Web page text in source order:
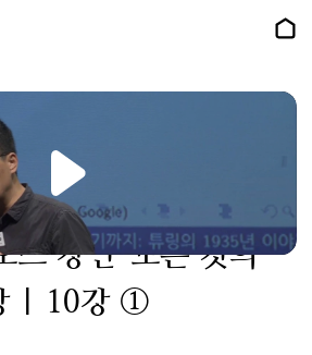
과학의 원천 아이디
지 (1) _ by이광근 |
스 강연 '모든 것의
| 10강①